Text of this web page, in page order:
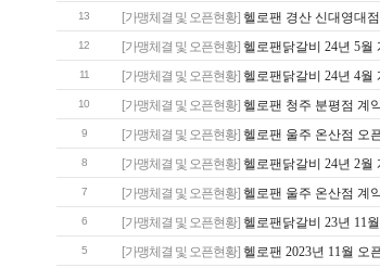
13 [가맹체결 및 오픈현황] 헬로팬 경산 신대영대
12 [가맹체결 및 오픈현황] 헬로팬닭갈비 24년 5월
11 [가맹체결 및 오픈현황] 헬로팬닭갈비 24년 4월
10 [가맹체결 및 오픈현황] 헬로팬 청주 분평점 계
9 [가맹체결 및 오픈현황] 헬로팬 울주 온산점 오
8 [가맹체결 및 오픈현황] 헬로팬닭갈비 24년 2월
7 [가맹체결 및 오픈현황] 헬로팬 울주 온산점 계
6 [가맹체결 및 오픈현황] 헬로팬닭갈비 23년 11
5 [가맹체결 및 오픈현황] 헬로팬 2023년 11월 오